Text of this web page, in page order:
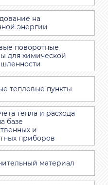
на
энергии
поворотные
для химической
тепловые пункты
тепла и расхода
базе
и
приборов
материал